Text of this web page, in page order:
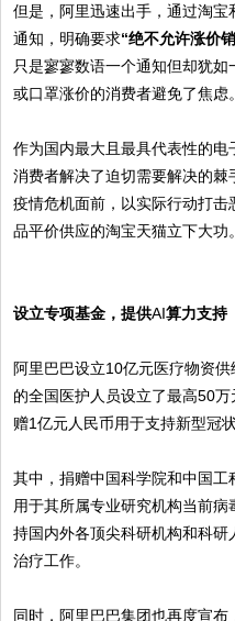
但是，阿里迅速出手，通过淘
通知，明确要求“绝不允许涨价
只是寥寥数语一个通知但却犹
或口罩涨价的消费者避免了焦虑。
作为国内最大且最具代表性的
消费者解决了迫切需要解决的
疫情危机面前，以实际行动打
品平价供应的淘宝天猫立下大功。
设立专项基金，提供AI算力支持
阿里巴巴设立10亿元医疗物资
的全国医护人员设立了最高50
赠1亿元人民币用于支持新型冠
其中，捐赠中国科学院和中国工
用于其所属专业研究机构当前
持国内外各顶尖科研机构和科
治疗工作。
同时，阿里巴巴集团也再度宣